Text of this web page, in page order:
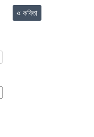
« কবিতা